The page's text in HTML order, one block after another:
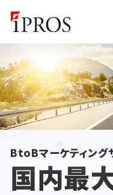
BtoBマーケティング
国内最